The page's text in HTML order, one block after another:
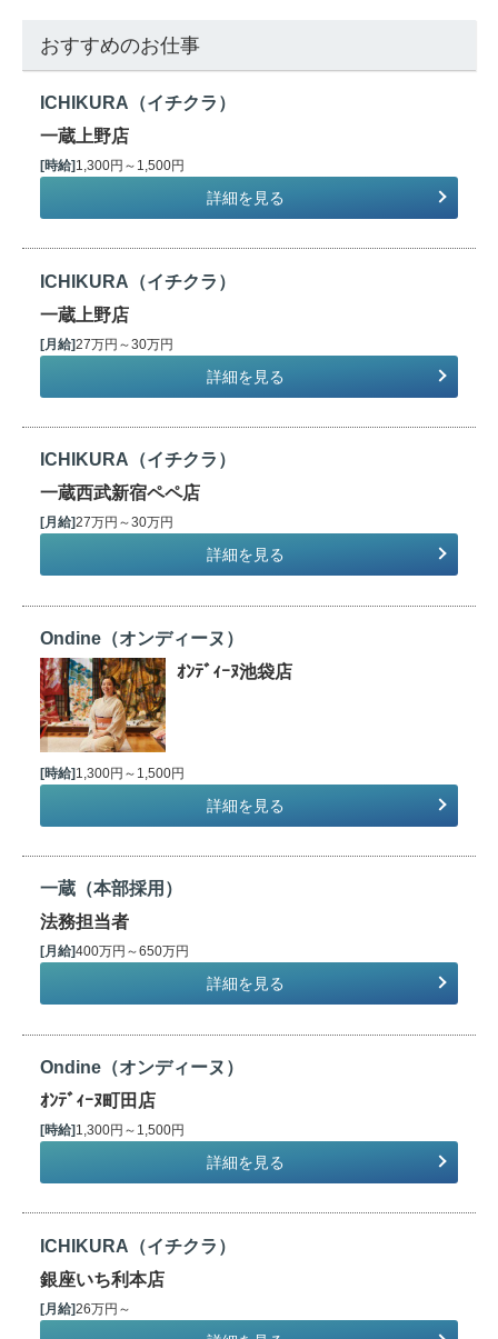
おすすめのお仕事
ICHIKURA（イチクラ）
一蔵上野店
[時給] 1,300円～1,500円
詳細を見る
ICHIKURA（イチクラ）
一蔵上野店
[月給]27万円～30万円
詳細を見る
ICHIKURA（イチクラ）
一蔵西武新宿ペペ店
[月給]27万円～30万円
詳細を見る
Ondine（オンディーヌ）
ｵﾝﾃﾞｨｰﾇ池袋店
[時給]1,300円～1,500円
詳細を見る
一蔵（本部採用）
法務担当者
[月給]400万円～650万円
詳細を見る
Ondine（オンディーヌ）
ｵﾝﾃﾞｨｰﾇ町田店
[時給]1,300円～1,500円
詳細を見る
ICHIKURA（イチクラ）
銀座いち利本店
[月給]26万円～